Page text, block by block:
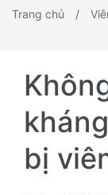
Trang chủ
bị